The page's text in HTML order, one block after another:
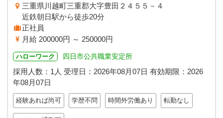
三重県川越町三重郡大字豊田２４５５－４
近鉄朝日駅から徒歩20分
正社員
月給 200000円 ～ 250000円
ハローワーク 四日市公共職業安定所
採用人数：1人 受理日： 2026年08月07日 有効期限： 2026
年08月07日
経験あれば尚可 学歴不問 時間外労働あり 転勤なし